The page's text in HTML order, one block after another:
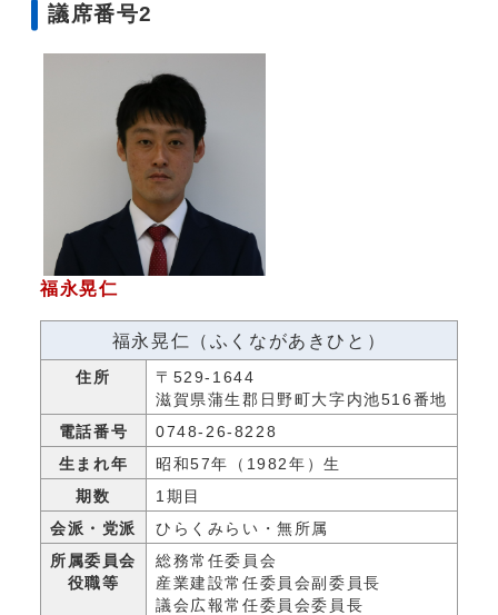
議席番号2
福永晃仁
福永晃仁（ふくながあきひと）
住所
〒529-1644
滋賀県蒲生郡日野町大字内池516番地
電話番号
0748-26-8228
生まれ年
昭和57年（1982年）生
期数
1期目
会派・党派
ひらくみらい・無所属
所属委員会
役職等
総務常任委員会
産業建設常任委員会副委員長
議会広報常任委員会委員長